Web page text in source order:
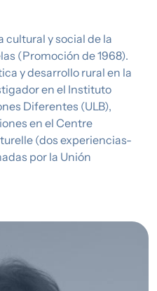
y social de la
(Promoción de 1968).
y desarrollo rural en la
en el Instituto
Diferentes (ULB),
en el Centre
(dos experiencias-
por la Unión